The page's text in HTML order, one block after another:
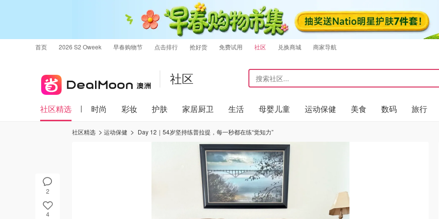
首页 2026 S2 Oweek 早春购物节 点击排行 抢好货 免费试用 社区 兑换商城 商家导航
社区
社区精选 时尚 彩妆 护肤 家居厨卫 生活 母婴儿童 运动保健 美食 数码 旅行
2
4
社区精选 运动保健 Day 12｜54岁坚持练普拉提，每一秒都在练“觉知力”